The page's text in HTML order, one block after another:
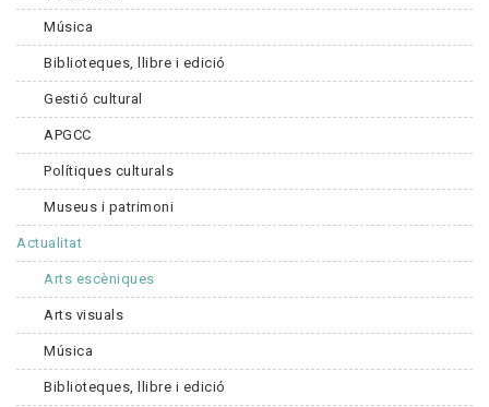
Música
Biblioteques, llibre i edició
Gestió cultural
APGCC
Polítiques culturals
Museus i patrimoni
Actualitat
Arts escèniques
Arts visuals
Música
Biblioteques, llibre i edició